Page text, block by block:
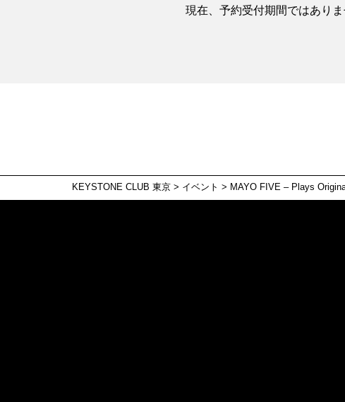
現在、予約受付期間ではありま
KEYSTONE CLUB 東京 > イベント > MAYO FIVE – Plays